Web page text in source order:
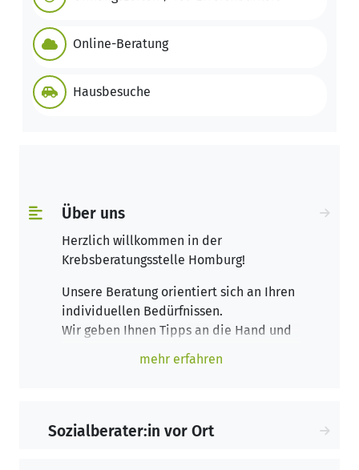
Online-Beratung
Hausbesuche
Über uns
Herzlich willkommen in der
Krebsberatungsstelle Homburg!
Unsere Beratung orientiert sich an Ihren
individuellen Bedürfnissen.
Wir geben Ihnen Tipps an die Hand und
Krankheit. Die Sozialberatung wendet
Selbsthilfegruppen, professionelle
mehr erfahren
Sozialberater:in vor Ort